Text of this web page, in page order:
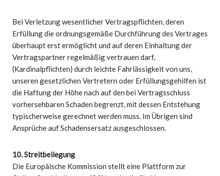
Bei Verletzung wesentlicher Vertragspflichten, deren
Erfüllung die ordnungsgemäße Durchführung des Vertrages
überhaupt erst ermöglicht und auf deren Einhaltung der
Vertragspartner regelmäßig vertrauen darf,
(Kardinalpflichten) durch leichte Fahrlässigkeit von uns,
unseren gesetzlichen Vertretern oder Erfüllungsgehilfen ist
die Haftung der Höhe nach auf den bei Vertragsschluss
vorhersehbaren Schaden begrenzt, mit dessen Entstehung
typischerweise gerechnet werden muss. Im Übrigen sind
Ansprüche auf Schadensersatz ausgeschlossen.
10. Streitbeilegung
Die Europäische Kommission stellt eine Plattform zur